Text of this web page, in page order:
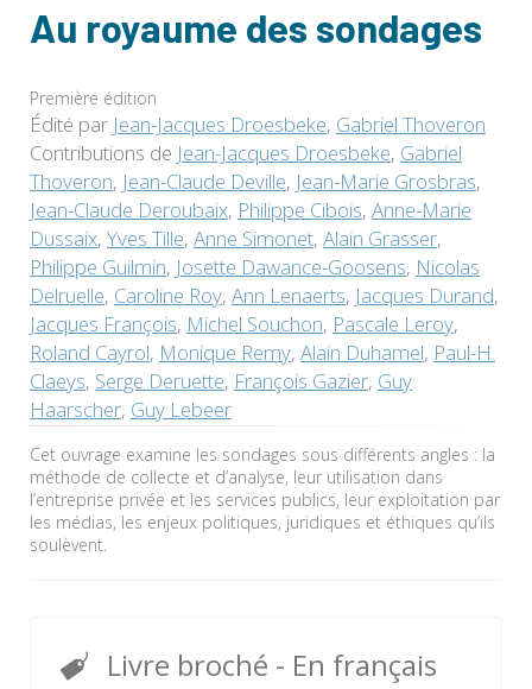
Au royaume des sondages
Première édition
Édité par Jean-Jacques Droesbeke, Gabriel Thoveron
Contributions de Jean-Jacques Droesbeke, Gabriel
Thoveron, Jean-Claude Deville, Jean-Marie Grosbras,
Jean-Claude Deroubaix, Philippe Cibois, Anne-Marie
Dussaix, Yves Tille, Anne Simonet, Alain Grasser,
Philippe Guilmin, Josette Dawance-Goosens, Nicolas
Delruelle, Caroline Roy, Ann Lenaerts, Jacques Durand,
Jacques François, Michel Souchon, Pascale Leroy,
Roland Cayrol, Monique Remy, Alain Duhamel, Paul-H.
Claeys, Serge Deruette, François Gazier, Guy
Haarscher, Guy Lebeer
Cet ouvrage examine les sondages sous différents angles : la
méthode de collecte et d’analyse, leur utilisation dans
l’entreprise privée et les services publics, leur exploitation par
les médias, les enjeux politiques, juridiques et éthiques qu’ils
soulèvent.
Livre broché - En français